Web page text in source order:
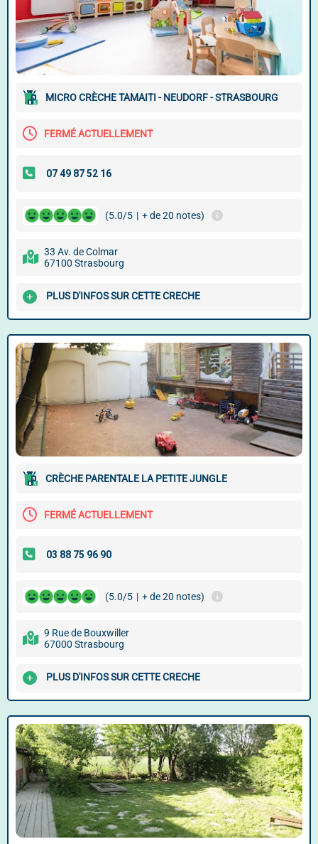
MICRO CRÈCHE TAMAITI - NEUDORF - STRASBOURG
FERMÉ ACTUELLEMENT
(5.0/5 | + de 20 notes)
33 Av. de Colmar
67100 Strasbourg
PLUS D'INFOS SUR CETTE CRECHE
CRÈCHE PARENTALE LA PETITE JUNGLE
FERMÉ ACTUELLEMENT
(5.0/5 | + de 20 notes)
9 Rue de Bouxwiller
67000 Strasbourg
PLUS D'INFOS SUR CETTE CRECHE